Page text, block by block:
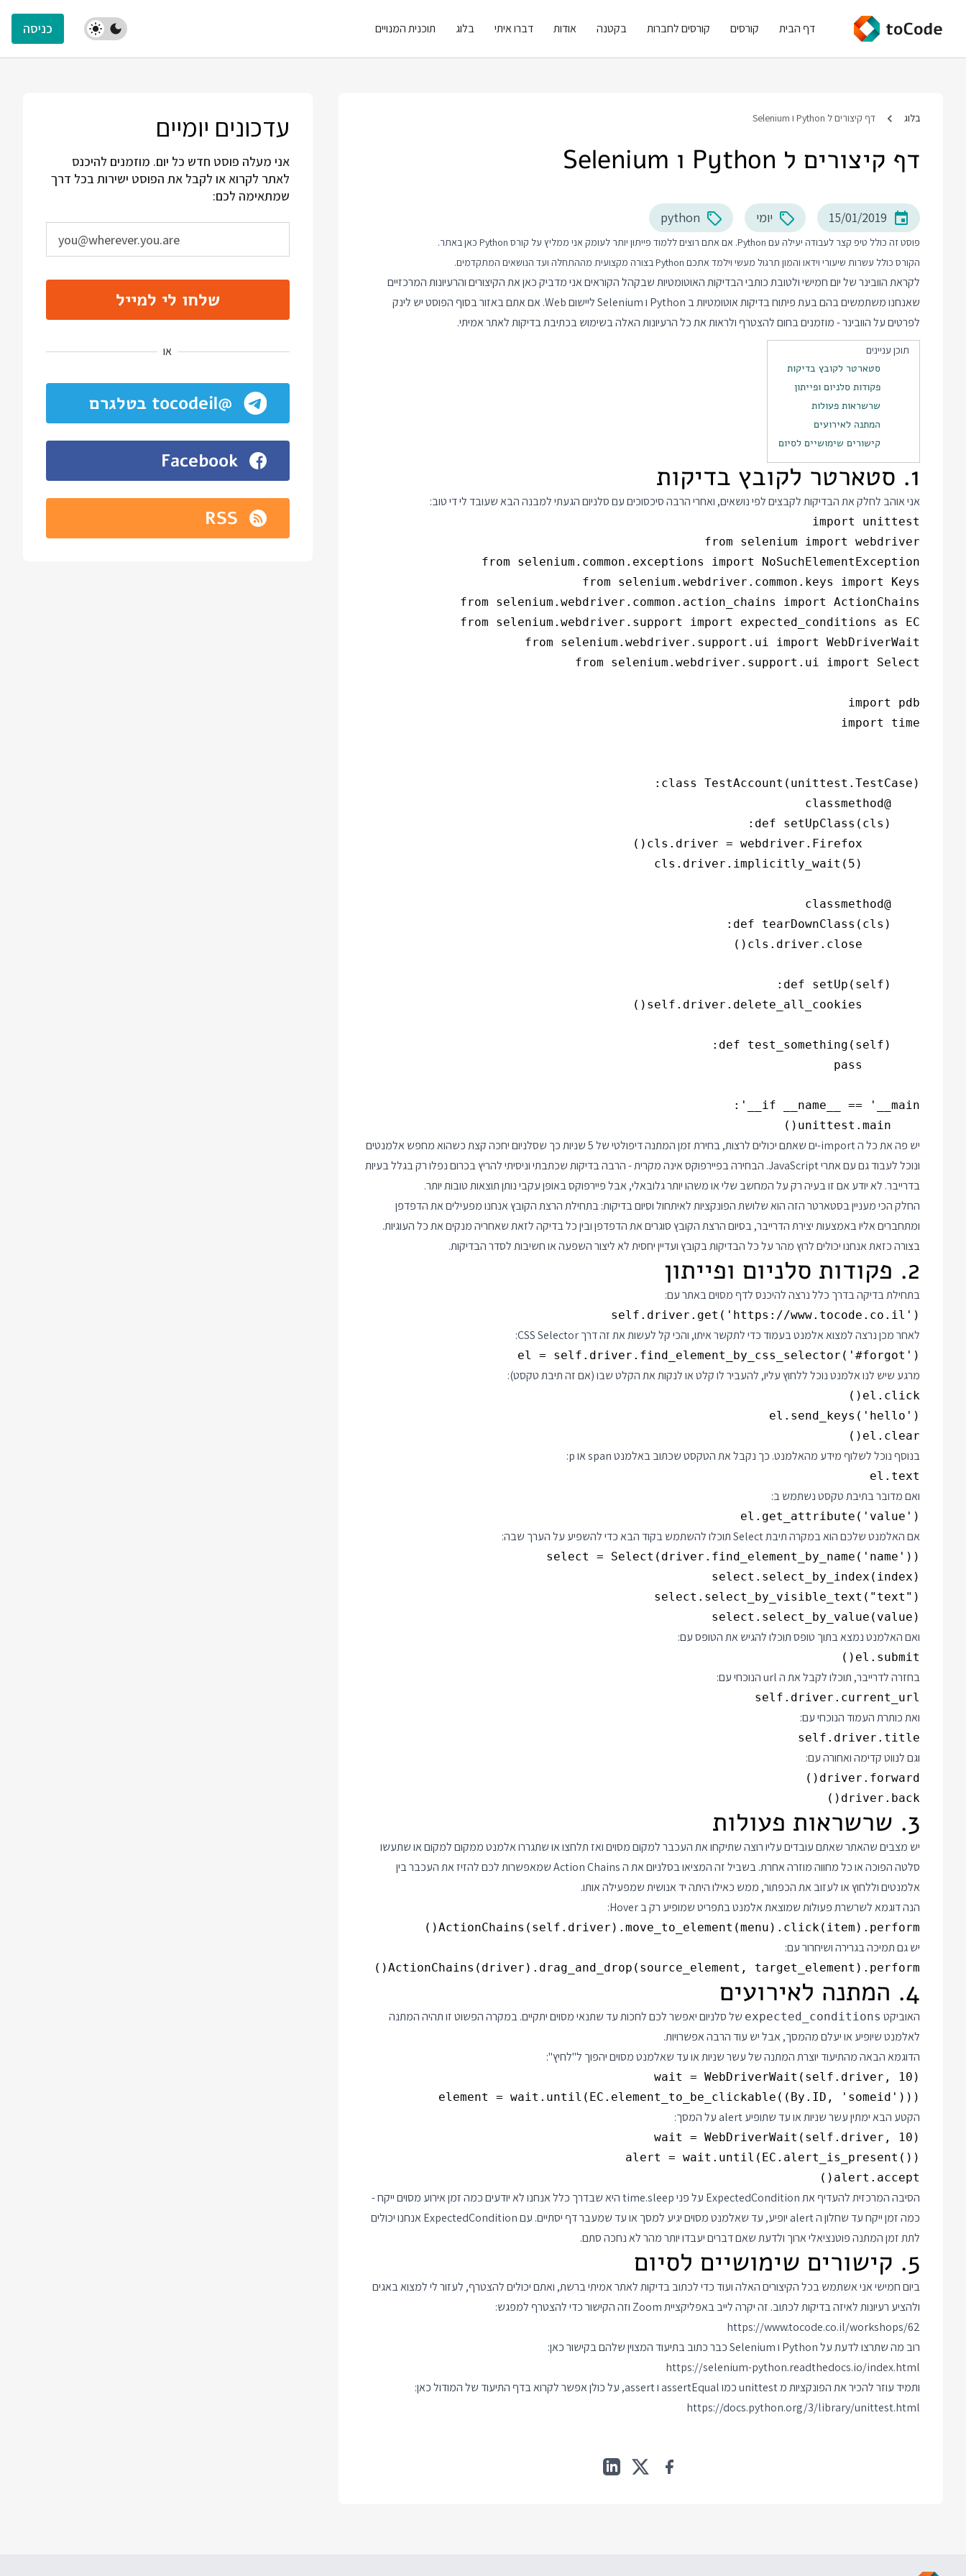
דף הבית קורסים קורסים לחברות בקטנה אודות דברו איתי בלוג תוכנית המנויים כניסה
בלוג דף קיצורים ל Python ו Selenium
דף קיצורים ל Python ו Selenium
15/01/2019 יומי python
פוסט זה כולל טיפ קצר לעבודה יעילה עם Python. אם אתם רוצים ללמוד פייתון יותר לעומק אני ממליץ על קורס Python
כאן באתר.
הקורס כולל עשרות שיעורי וידאו והמון תרגול מעשי וילמד אתכם Python בצורה מקצועית מההתחלה ועד הנושאים המתקדמים.
לקראת הוובינר של יום חמישי ולטובת כותבי הבדיקות האוטומטיות שבקהל הקוראים אני מדביק כאן את הקיצורים והרעיונות המרכזיים
שאנחנו משתמשים בהם בעת פיתוח בדיקות אוטומטיות ב Python ו Selenium ליישום Web. אם אתם באזור בסוף הפוסט יש לינק
לפרטים על הוובינר - מוזמנים בחום להצטרף ולראות את כל הרעיונות האלה בשימוש בכתיבת בדיקות לאתר אמיתי.
תוכן עניינים
סטארטר לקובץ בדיקות
פקודות סלניום ופייתון
שרשראות פעולות
המתנה לאירועים
קישורים שימושיים לסיום
1. סטארטר לקובץ בדיקות
אני אוהב לחלק את הבדיקות לקבצים לפי נושאים, ואחרי הרבה סיכסוכים עם סלניום הגעתי למבנה הבא שעובד לי די טוב:
יש פה את כל ה import-ים שאתם יכולים לרצות, בחירת זמן המתנה דיפולטי של 5 שניות כך שסלניום יחכה קצת כשהוא מחפש אלמנטים
ונוכל לעבוד גם עם אתרי JavaScript. הבחירה בפיירפוקס אינה מקרית - הרבה בדיקות שכתבתי וניסיתי להריץ בכרום נפלו רק בגלל בעיות
בדרייבר. לא יודע אם זו בעיה רק על המחשב שלי או משהו יותר גלובאלי, אבל פיירפוקס באופן עקבי נותן תוצאות טובות יותר.
החלק הכי מעניין בסטארטר הזה הוא שלושת הפונקציות לאיתחול וסיום בדיקות: בתחילת הרצת הקובץ אנחנו מפעילים את הדפדפן
ומתחברים אליו באמצעות יצירת הדרייבר, בסיום הרצת הקובץ סוגרים את הדפדפן ובין כל בדיקה לזאת שאחריה מנקים את כל העוגיות.
בצורה כזאת אנחנו יכולים לרוץ מהר על כל הבדיקות בקובץ ועדיין יחסית לא ליצור השפעה או חשיבות לסדר הבדיקות.
2. פקודות סלניום ופייתון
בתחילת בדיקה בדרך כלל נרצה להיכנס לדף מסוים באתר עם:
self.driver.get('https://www.tocode.co.il')
לאחר מכן נרצה למצוא אלמנט בעמוד כדי לתקשר איתו, והכי קל לעשות את זה דרך CSS Selector:
el = self.driver.find_element_by_css_selector('#forgot')
מרגע שיש לנו אלמנט נוכל ללחוץ עליו, להעביר לו קלט או לנקות את הקלט שבו (אם זה תיבת טקסט):
el.clear()
בנוסף נוכל לשלוף מידע מהאלמנט. כך נקבל את הטקסט שכתוב באלמנט span או p:
el.text
ואם מדובר בתיבת טקסט נשתמש ב:
el.get_attribute('value')
אם האלמנט שלכם הוא במקרה תיבת Select תוכלו להשתמש בקוד הבא כדי להשפיע על הערך שבה:
select.select_by_value(value)
ואם האלמנט נמצא בתוך טופס תוכלו להגיש את הטופס עם:
el.submit()
בחזרה לדרייבר, תוכלו לקבל את ה url הנוכחי עם:
self.driver.current_url
ואת כותרת העמוד הנוכחי עם:
self.driver.title
וגם לנווט קדימה ואחורה עם:
driver.back()
3. שרשראות פעולות
יש מצבים שהאתר שאתם עובדים עליו רוצה שתיקחו את העכבר למקום מסוים ואז תלחצו או שתגררו אלמנט ממקום למקום או שתעשו
סלטה הפוכה או כל מחווה מוזרה אחרת. בשביל זה המציאו בסלניום את ה Action Chains שמאפשרות לכם להזיז את העכבר בין
אלמנטים וללחוץ או לעזוב את הכפתור, ממש כאילו היתה יד אנושית שמפעילה אותו.
הנה דוגמא לשרשרת פעולות שמוצאת אלמנט בתפריט שמופיע רק ב Hover:
ActionChains(self.driver).move_to_element(menu).click(item).perform()
יש גם תמיכה בגרירה ושיחרור עם:
ActionChains(driver).drag_and_drop(source_element, target_element).perform()
4. המתנה לאירועים
האוביקט expected_conditions של סלניום יאפשר לכם לחכות עד שתנאי מסוים יתקיים. במקרה הפשוט זו תהיה המתנה
לאלמנט שיופיע או יעלם מהמסך, אבל יש עוד הרבה אפשרויות.
הדוגמא הבאה מהתיעוד יוצרת המתנה של עשר שניות או עד שאלמנט מסוים יהפוך ל"לחיץ":
element = wait.until(EC.element_to_be_clickable((By.ID, 'someid')))
הקטע הבא ימתין עשר שניות או עד שתופיע alert על המסך:
alert.accept()
הסיבה המרכזית להעדיף את ExpectedCondition על פני time.sleep היא שבדרך כלל אנחנו לא יודעים כמה זמן אירוע מסוים ייקח -
כמה זמן ייקח עד שחלון ה alert יופיע, עד שאלמנט מסוים יגיע למסך או עד שמעבר דף יסתיים. עם ExpectedCondition אנחנו יכולים
לתת זמן המתנה פוטנציאלי ארוך ולדעת שאם דברים יעבדו יותר מהר לא נחכה סתם.
5. קישורים שימושיים לסיום
ביום חמישי אני אשתמש בכל הקיצורים האלה ועוד כדי לכתוב בדיקות לאתר אמיתי ברשת, ואתם יכולים להצטרף, לעזור לי למצוא באגים
ולהציע רעיונות לאיזה בדיקות לכתוב. זה יקרה לייב באפליקציית Zoom וזה הקישור כדי להצטרף למפגש:
https://www.tocode.co.il/workshops/62
רוב מה שתרצו לדעת על Python ו Selenium כבר כתוב בתיעוד המצוין שלהם בקישור כאן:
https://selenium-python.readthedocs.io/index.html
ותמיד עוזר להכיר את הפונקציות מ unittest כמו assertEqual ו assert, על כולן אפשר לקרוא בדף התיעוד של המודול כאן:
https://docs.python.org/3/library/unittest.html
עדכונים יומיים
אני מעלה פוסט חדש כל יום. מוזמנים להיכנס
לאתר לקרוא או לקבל את הפוסט ישירות בכל דרך
שמתאימה לכם:
שלחו לי למייל
או
@tocodeil בטלגרם
Facebook
RSS